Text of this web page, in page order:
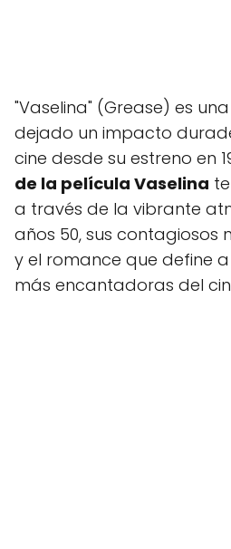
"Vaselina" (Grease) es
dejado un impacto
cine desde su estreno en
de la película Vaselina
a través de la vibrante
años 50, sus contagiosos
y el romance que define
más encantadoras del